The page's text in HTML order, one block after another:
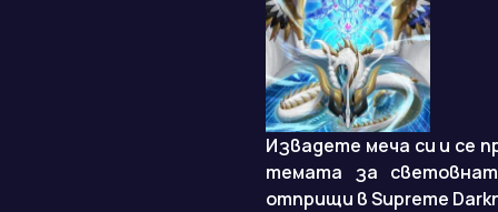
Извадете меча си и се
темата за
отприщи в Supreme